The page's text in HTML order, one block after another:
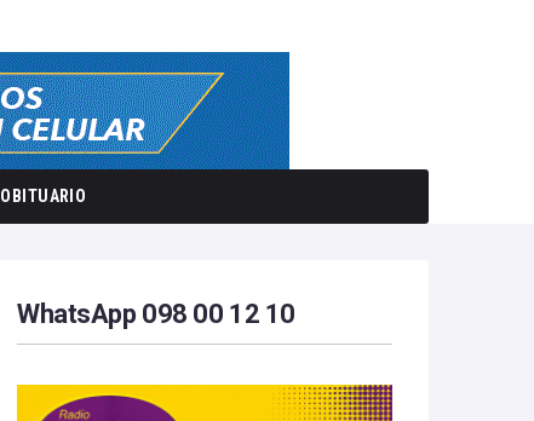
OBITUARIO
WhatsApp 098 00 12 10